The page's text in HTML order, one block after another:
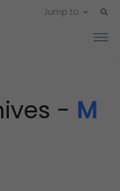
Jump to
- M